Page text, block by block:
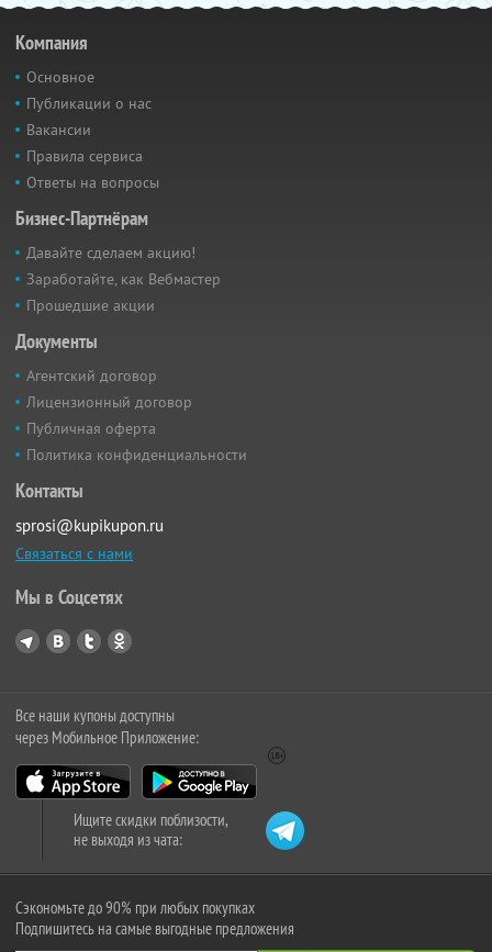
Компания
Основное
Публикации о нас
Вакансии
Правила сервиса
Ответы на вопросы
Бизнес-Партнёрам
Давайте сделаем акцию!
Заработайте, как Вебмастер
Прошедшие акции
Документы
Агентский договор
Лицензионный договор
Публичная оферта
Политика конфиденциальности
Контакты
sprosi@kupikupon.ru
Связаться с нами
Мы в Соцсетях
Все наши купоны доступны
через Мобильное Приложение:
Ищите скидки поблизости,
не выходя из чата:
Сэкономьте до 90% при любых покупках
Подпишитесь на самые выгодные предложения